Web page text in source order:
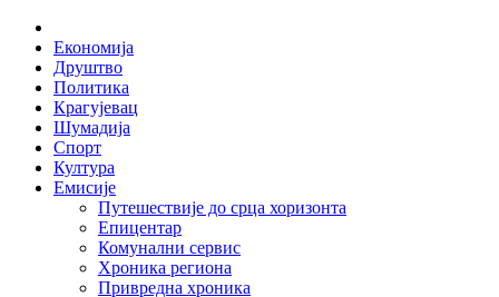
Skip
content
Економија
Друштво
Политика
Крагујевац
Шумадија
Спорт
Култура
Емисије
Путешествије до срца хоризонта
Епицентар
Комунални сервис
Хроника региона
Привредна хроника